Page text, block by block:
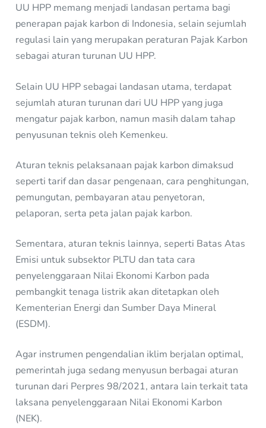
UU HPP memang menjadi landasan pertama bagi
penerapan pajak karbon di Indonesia, selain sejumlah
regulasi lain yang merupakan peraturan Pajak Karbon
sebagai aturan turunan UU HPP.
Selain UU HPP sebagai landasan utama, terdapat
sejumlah aturan turunan dari UU HPP yang juga
mengatur pajak karbon, namun masih dalam tahap
penyusunan teknis oleh Kemenkeu.
Aturan teknis pelaksanaan pajak karbon dimaksud
seperti tarif dan dasar pengenaan, cara penghitungan,
pemungutan, pembayaran atau penyetoran,
pelaporan, serta peta jalan pajak karbon.
Sementara, aturan teknis lainnya, seperti Batas Atas
Emisi untuk subsektor PLTU dan tata cara
penyelenggaraan Nilai Ekonomi Karbon pada
pembangkit tenaga listrik akan ditetapkan oleh
Kementerian Energi dan Sumber Daya Mineral
(ESDM).
Agar instrumen pengendalian iklim berjalan optimal,
pemerintah juga sedang menyusun berbagai aturan
turunan dari Perpres 98/2021, antara lain terkait tata
laksana penyelenggaraan Nilai Ekonomi Karbon
(NEK).